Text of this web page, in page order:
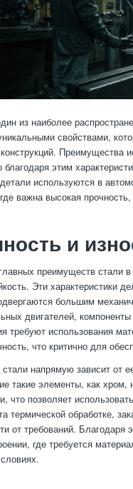
из наиболее
свойствами,
Преимущества
благодаря этим
используются в
важна высокая
и
преимуществ стали
Эти характеристики
большим
двигателей,
требуют использования
что критично для
напрямую зависит от
такие элементы, как
что позволяет
термической обработке,
от требований.
где требуется